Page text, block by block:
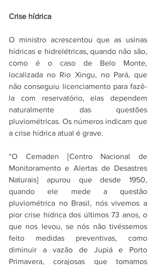
Crise hídrica
O ministro acrescentou que as usinas
hídricas e hidrelétricas, quando não são,
como é o caso de Belo Monte,
localizada no Rio Xingu, no Pará, que
não conseguiu licenciamento para fazê-
la com reservatório, elas dependem
naturalmente das questões
pluviométricas. Os números indicam que
a crise hídrica atual é grave.
“O Cemaden [Centro Nacional de
Monitoramento e Alertas de Desastres
Naturais] apurou que desde 1950,
quando ele mede a questão
pluviométrica no Brasil, nós vivemos a
pior crise hídrica dos últimos 73 anos, o
que nos levou, se nós não tivéssemos
feito medidas preventivas, como
diminuir a vazão de Jupiá e Porto
Primavera, corajosas que tomamos